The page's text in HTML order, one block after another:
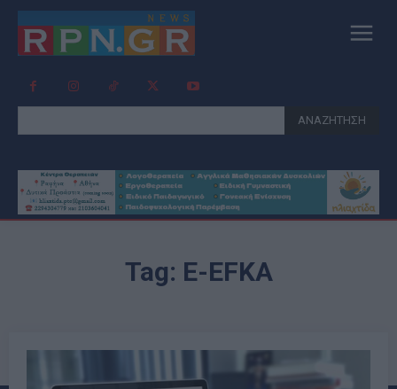
ΑΝΑΖΗΤΗΣΗ
Tag: E-EFKA